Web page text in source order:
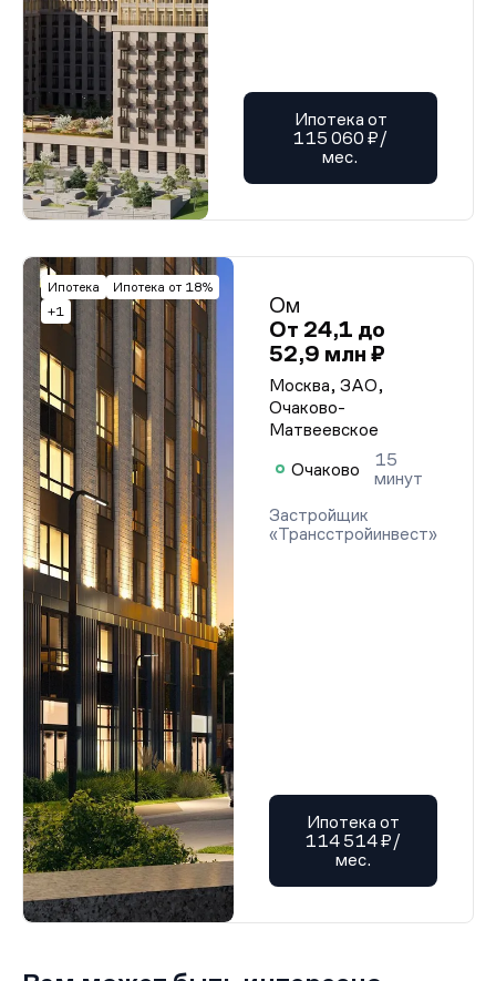
Ипотека от
115 060 ₽/
мес.
Ипотека
Ипотека от 18%
+1
Ом
От 24,1 до
52,9 млн ₽
Москва, ЗАО,
Очаково-
Матвеевское
Очаково
15
минут
Застройщик
«Трансстройинвест»
Ипотека от
114 514 ₽/
мес.